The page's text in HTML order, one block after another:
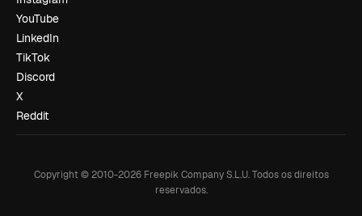
YouTube
LinkedIn
TikTok
Discord
X
Reddit
Copyright © 2010-2026Freepik Company S.L.U. Todos os direitos
reservados.